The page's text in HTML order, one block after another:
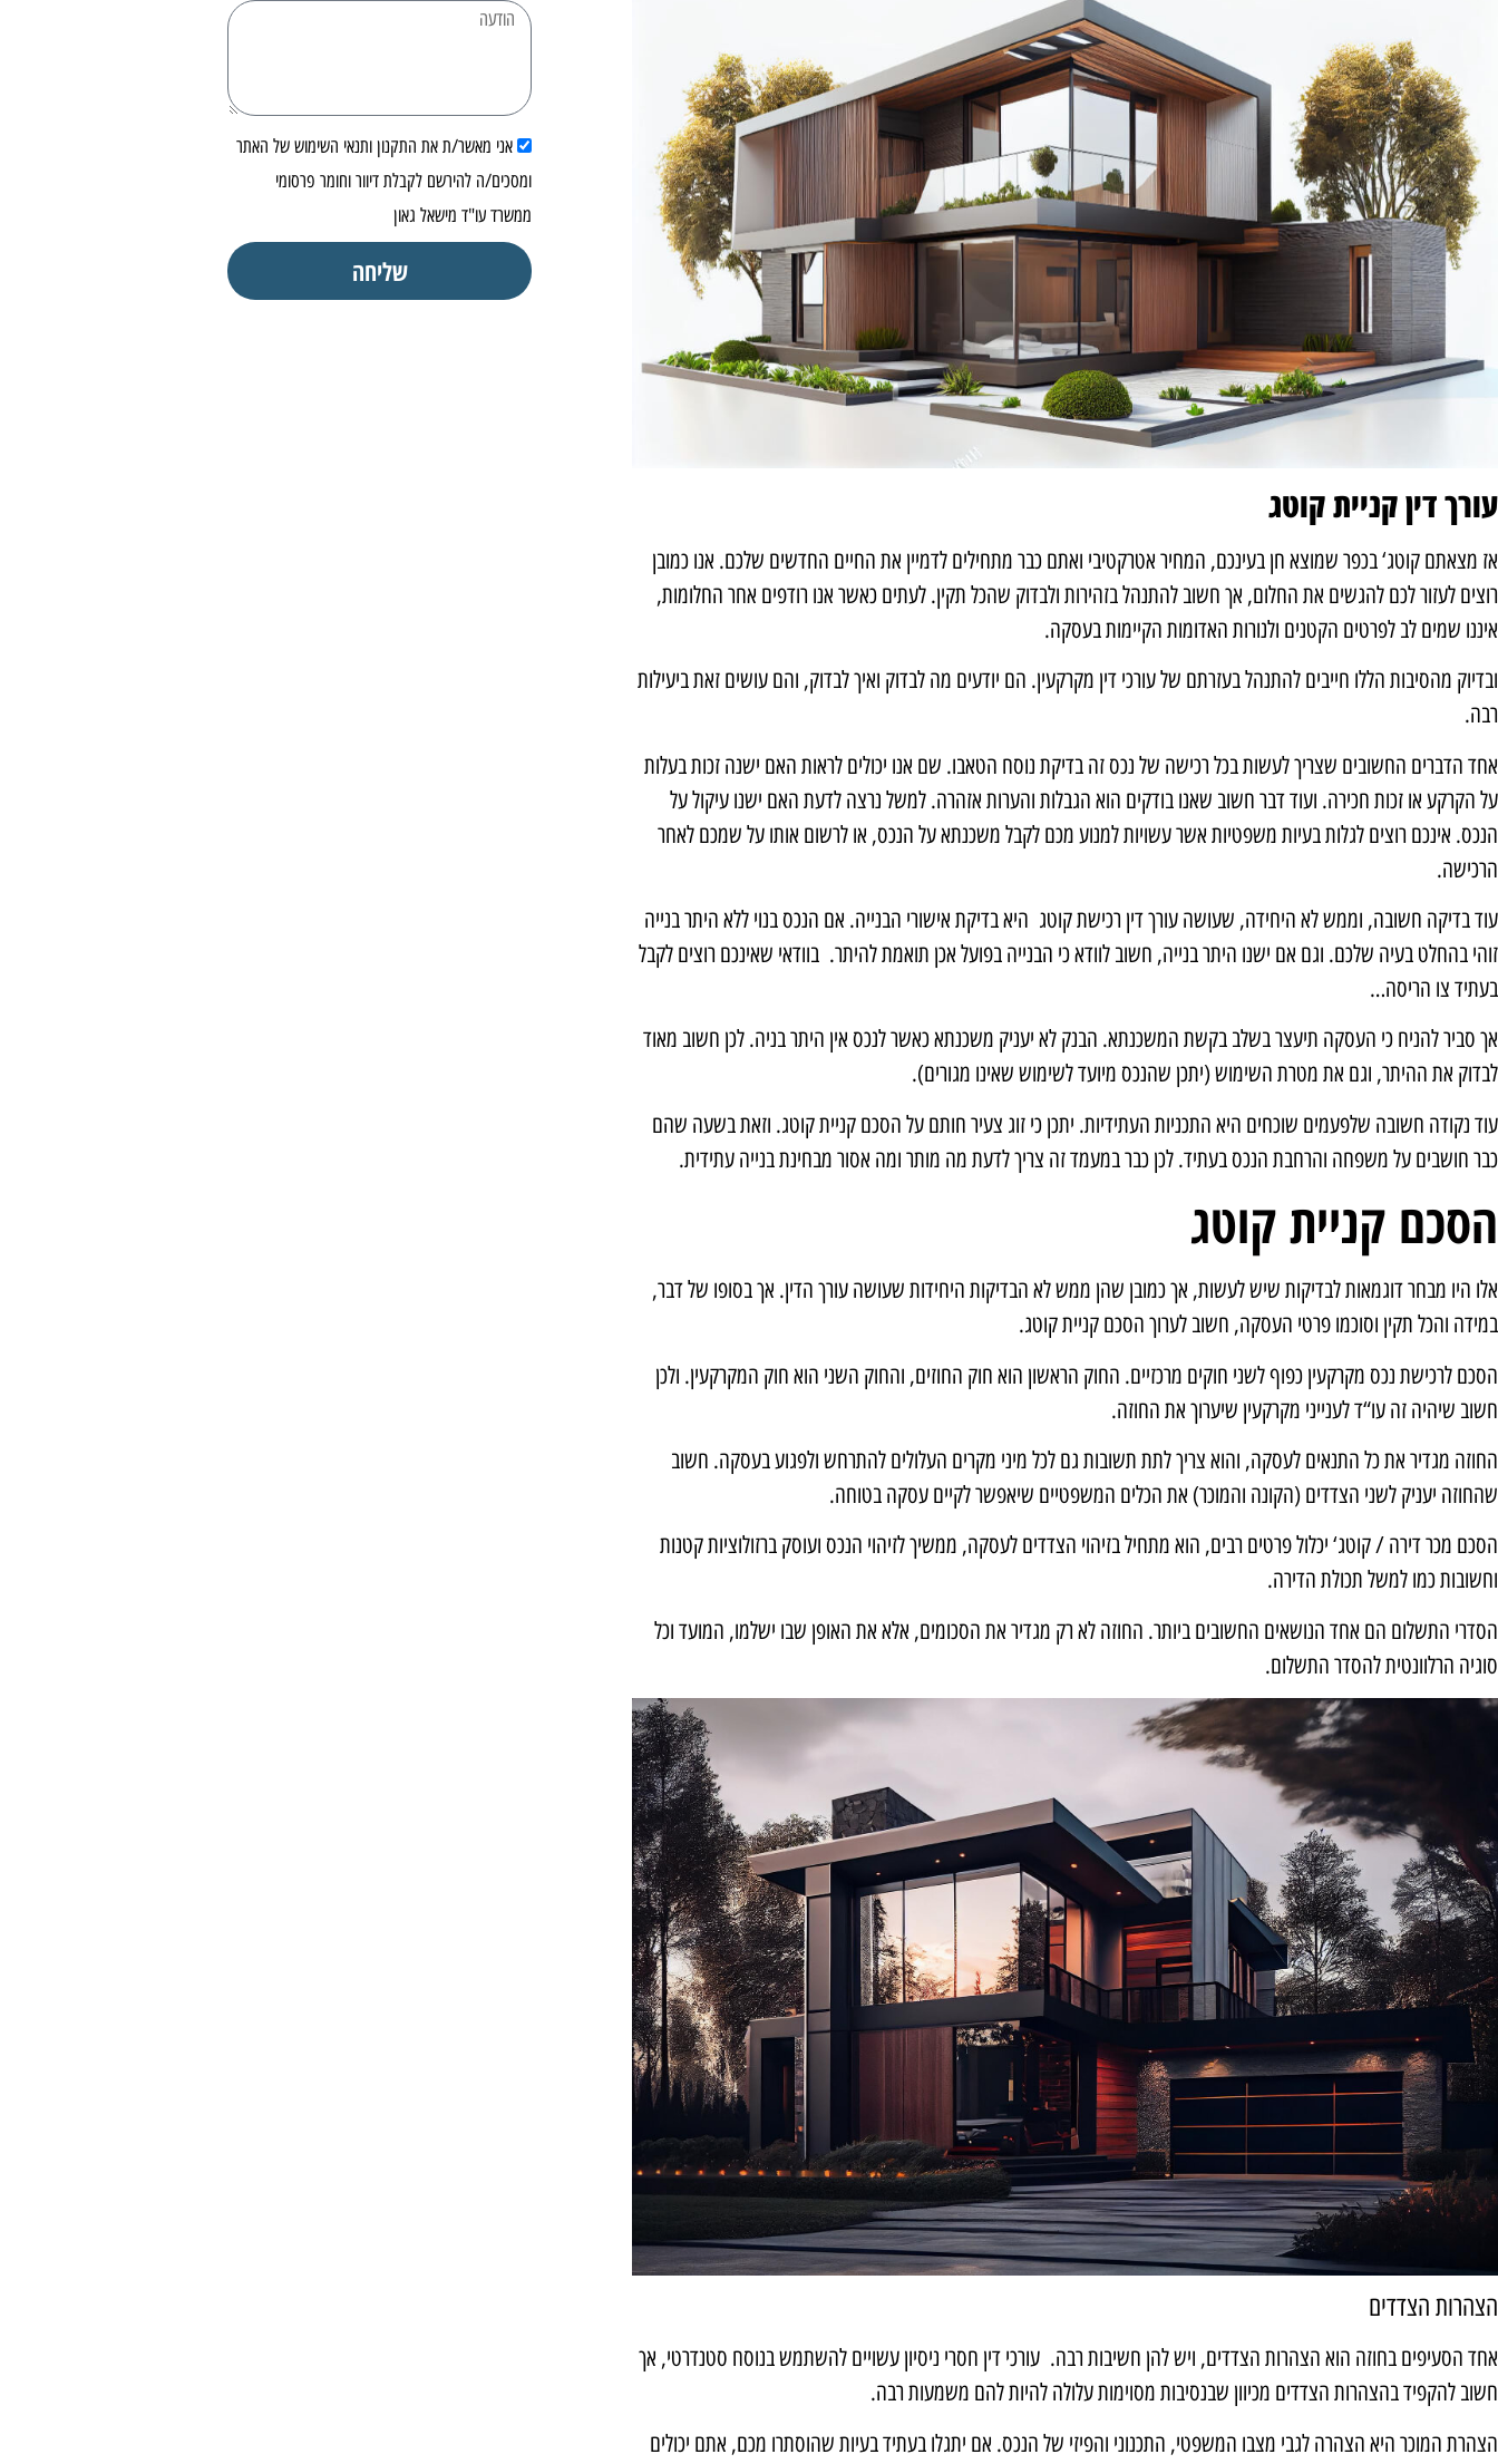
עורך דין קניית קוטג
אז מצאתם קוטג‘ בכפר שמוצא חן בעינכם, המחיר אטרקטיבי ואתם כבר מתחילים לדמיין את החיים החדשים שלכם. אנו כמובן
רוצים לעזור לכם להגשים את החלום, אך חשוב להתנהל בזהירות ולבדוק שהכל תקין. לעתים כאשר אנו רודפים אחר החלומות,
איננו שמים לב לפרטים הקטנים ולנורות האדומות הקיימות בעסקה.
ובדיוק מהסיבות הללו חייבים להתנהל בעזרתם שלעורכי דין מקרקעין. הם יודעים מה לבדוק ואיך לבדוק, והם עושים זאת ביעילות
רבה.
אחד הדברים החשובים שצריך לעשות בכל רכישה של נכס זה בדיקת נוסח הטאבו. שם אנו יכולים לראות האם ישנה זכות בעלות
על הקרקע או זכות חכירה. ועוד דבר חשוב שאנו בודקים הוא הגבלות והערות אזהרה. למשל נרצה לדעת האם ישנו עיקול על
הנכס. אינכם רוצים לגלות בעיות משפטיות אשר עשויות למנוע מכם לקבל משכנתא על הנכס, או לרשום אותו על שמכם לאחר
הרכישה.
עוד בדיקה חשובה, וממש לא היחידה, שעושה עורך דין רכישת קוטג היא בדיקת אישורי הבנייה. אם הנכס בנוי ללא היתר בנייה
זוהי בהחלט בעיה שלכם. וגם אם ישנו היתר בנייה, חשוב לוודא כי הבנייה בפועל אכן תואמת להיתר. בוודאי שאינכם רוצים לקבל
בעתיד צו הריסה…
אך סביר להניח כי העסקה תיעצר בשלב בקשת המשכנתא. הבנק לא יעניק משכנתא כאשר לנכס אין היתר בניה. לכן חשוב מאוד
לבדוק את ההיתר, וגם את מטרת השימוש (יתכן שהנכס מיועד לשימוש שאינו מגורים).
עוד נקודה חשובה שלפעמים שוכחים היא התכניות העתידיות. יתכן כי זוג צעיר חותם על הסכם קניית קוטג. וזאת בשעה שהם
כבר חושבים על משפחה והרחבת הנכס בעתיד. לכן כבר במעמד זה צריך לדעת מה מותר ומה אסור מבחינת בנייה עתידית.
הסכם קניית קוטג
אלו היו מבחר דוגמאות לבדיקות שיש לעשות, אך כמובן שהן ממש לא הבדיקות היחידות שעושה עורך הדין. אך בסופו של דבר,
במידה והכל תקין וסוכמו פרטי העסקה, חשוב לערוך הסכם קניית קוטג.
הסכם לרכישת נכס מקרקעין כפוף לשני חוקים מרכזיים. החוק הראשון הוא חוק החוזים, והחוק השני הוא חוק המקרקעין. ולכן
חשוב שיהיה זה עו“ד לענייני מקרקעין שיערוך את החוזה.
החוזה מגדיר את כל התנאים לעסקה, והוא צריך לתת תשובות גם לכל מיני מקרים העלולים להתרחש ולפגוע בעסקה. חשוב
שהחוזה יעניק לשני הצדדים (הקונה והמוכר) את הכלים המשפטיים שיאפשר לקיים עסקה בטוחה.
הסכם מכר דירה / קוטג‘ יכלול פרטים רבים, הוא מתחיל בזיהוי הצדדים לעסקה, ממשיך לזיהוי הנכס ועוסק ברזולוציות קטנות
וחשובות כמו למשל תכולת הדירה.
הסדרי התשלום הם אחד הנושאים החשובים ביותר. החוזה לא רק מגדיר את הסכומים, אלא את האופן שבו ישלמו, המועד וכל
סוגיה הרלוונטית להסדר התשלום.
הצהרות הצדדים
אחד הסעיפים בחוזה הוא הצהרות הצדדים, ויש להן חשיבות רבה. עורכי דין חסרי ניסיון עשויים להשתמש בנוסח סטנדרטי, אך
חשוב להקפיד בהצהרות הצדדים מכיוון שבנסיבות מסוימות עלולה להיות להם משמעות רבה.
הצהרת המוכר היא הצהרה לגבי מצבו המשפטי, התכנוני והפיזי של הנכס. אם יתגלו בעתיד בעיות שהוסתרו מכם, אתם יכולים
אני מאשר/ת את התקנון ותנאי השימוש של האתר
ומסכים/ה להירשם לקבלת דיוור וחומר פרסומי
ממשרד עו"ד מישאל גאון
שליחה